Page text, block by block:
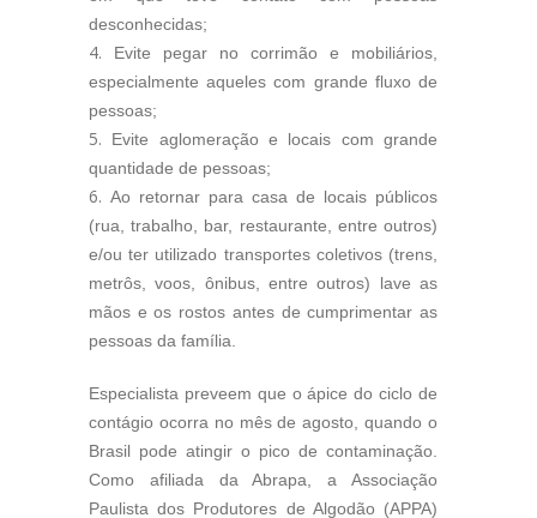
desconhecidas;
Evite pegar no corrimão e mobiliários,
especialmente aqueles com grande fluxo de
pessoas;
Evite aglomeração e locais com grande
quantidade de pessoas;
Ao retornar para casa de locais públicos
(rua, trabalho, bar, restaurante, entre outros)
e/ou ter utilizado transportes coletivos (trens,
metrôs, voos, ônibus, entre outros) lave as
mãos e os rostos antes de cumprimentar as
pessoas da família.
Especialista preveem que o ápice do ciclo de
contágio ocorra no mês de agosto, quando o
Brasil pode atingir o pico de contaminação.
Como afiliada da Abrapa, a Associação
Paulista dos Produtores de Algodão (APPA)